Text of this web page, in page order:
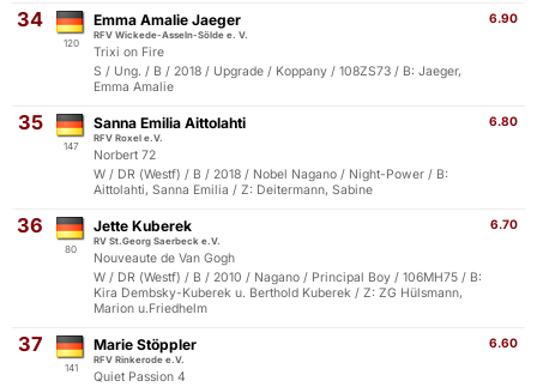
34
120
6.90
Emma Amalie Jaeger
RFV Wickede-Asseln-Sölde e. V.
Trixi on Fire
S / Ung. / B / 2018 / Upgrade / Koppany / 108ZS73 / B: Jaeger,
Emma Amalie
35
147
6.80
Sanna Emilia Aittolahti
RFV Roxel e.V.
Norbert 72
W / DR (Westf) / B / 2018 / Nobel Nagano / Night-Power / B:
Aittolahti, Sanna Emilia / Z: Deitermann, Sabine
36
80
6.70
Jette Kuberek
RV St.Georg Saerbeck e.V.
Nouveaute de Van Gogh
W / DR (Westf) / B / 2010 / Nagano / Principal Boy / 106MH75 / B:
Kira Dembsky-Kuberek u. Berthold Kuberek / Z: ZG Hülsmann,
Marion u.Friedhelm
37
141
6.60
Marie Stöppler
RFV Rinkerode e.V.
Quiet Passion 4